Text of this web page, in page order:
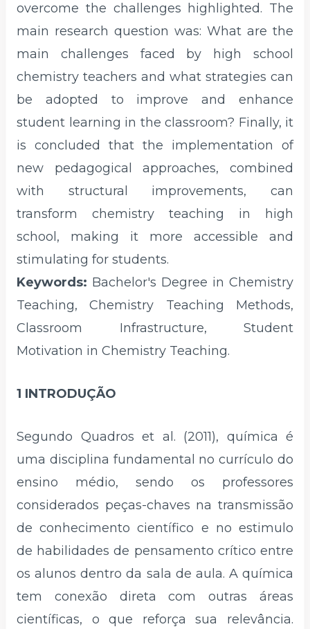
overcome the challenges highlighted. The
main research question was: What are the
main challenges faced by high school
chemistry teachers and what strategies can
be adopted to improve and enhance
student learning in the classroom? Finally, it
is concluded that the implementation of
new pedagogical approaches, combined
with structural improvements, can
transform chemistry teaching in high
school, making it more accessible and
stimulating for students.
Keywords: Bachelor's Degree in Chemistry
Teaching, Chemistry Teaching Methods,
Classroom Infrastructure, Student
Motivation in Chemistry Teaching.
1 INTRODUÇÃO
Segundo Quadros et al. (2011), química é
uma disciplina fundamental no currículo do
ensino médio, sendo os professores
considerados peças-chaves na transmissão
de conhecimento científico e no estimulo
de habilidades de pensamento crítico entre
os alunos dentro da sala de aula. A química
tem conexão direta com outras áreas
científicas, o que reforça sua relevância.